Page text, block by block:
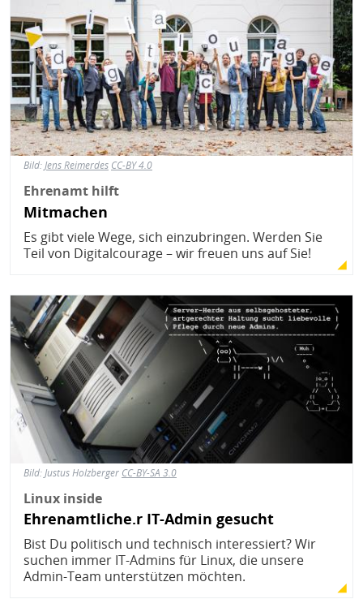
Bild:Jens Reimerdes CC-BY 4.0
Ehrenamt hilft
Mitmachen
Es gibt viele Wege, sich einzubringen. Werden Sie
Teil von Digitalcourage – wir freuen uns auf Sie!
Bild
Bild:Justus Holzberger CC-BY-SA 3.0
Linux inside
Ehrenamtliche.r IT-Admin gesucht
Bist Du politisch und technisch interessiert? Wir
suchen immer IT-Admins für Linux, die unsere
Admin-Team unterstützen möchten.